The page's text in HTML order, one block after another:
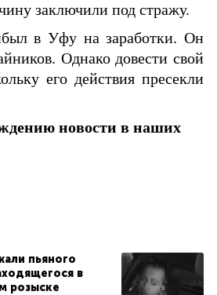
заключили под стражу.
в Уфу на заработки. Он
Однако довести свой
его действия пресекли
новости в наших
пьяного
в
розыске